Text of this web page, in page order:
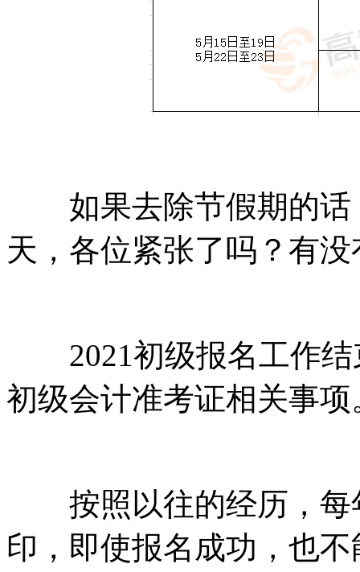
如果去除节假期的话
天，各位紧张了吗？有
2021初级报名工作结
初级会计准考证相关事项
按照以往的经历，每
印，即使报名成功，也